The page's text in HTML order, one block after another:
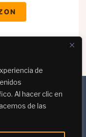
de
Al hacer clic en
de las